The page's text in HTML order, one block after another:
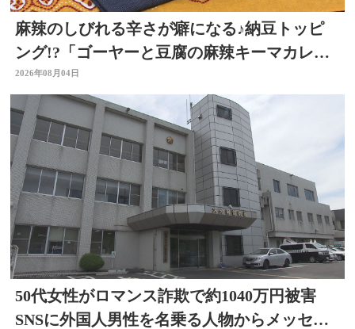
麻辣のしびれる辛さが癖になる♪納豆トッピ
ング!?「ゴーヤーと豆腐の麻辣キーマカレ
ー」～開店！キッチン別府ちゃん～
2026年08月04日
50代女性がロマンス詐欺で約1040万円被害
SNSに外国人男性を名乗る人物からメッセー